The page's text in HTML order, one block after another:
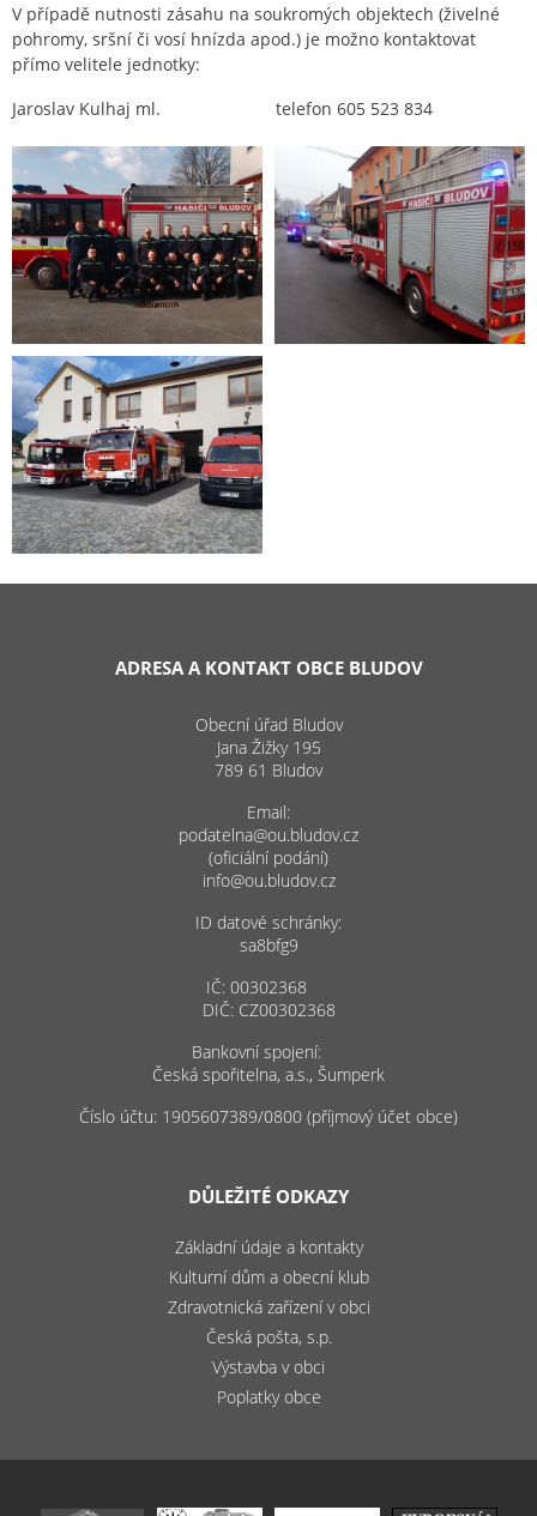
V případě nutnosti zásahu na soukromých objektech (živelné
pohromy, sršní či vosí hnízda apod.) je možno kontaktovat
přímo velitele jednotky:
Jaroslav Kulhaj ml. telefon 605 523 834
ADRESA A KONTAKT OBCE BLUDOV
Obecní úřad Bludov
Jana Žižky 195
789 61 Bludov
Email:
podatelna@ou.bludov.cz
(oficiální podání)
info@ou.bludov.cz
ID datové schránky:
sa8bfg9
IČ: 00302368
DIČ: CZ00302368
Bankovní spojení:
Česká spořitelna, a.s., Šumperk
Číslo účtu: 1905607389/0800 (příjmový účet obce)
DŮLEŽITÉ ODKAZY
Základní údaje a kontakty
Kulturní dům a obecní klub
Zdravotnická zařízení v obci
Česká pošta, s.p.
Výstavba v obci
Poplatky obce